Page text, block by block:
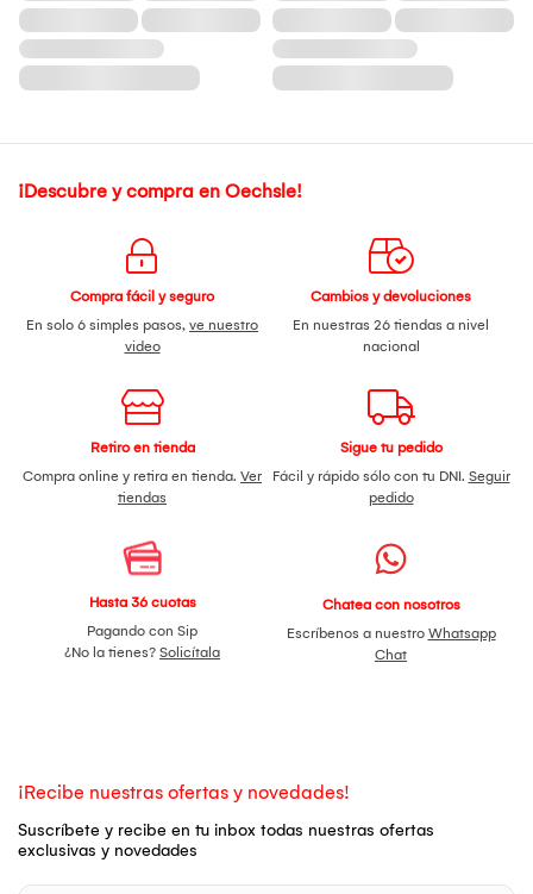
¡Descubre y compra en Oechsle!
Compra fácil y seguro
En solo 6 simples pasos, ve nuestro
video
Cambios y devoluciones
En nuestras 26 tiendas a nivel
nacional
Retiro en tienda
Compra online y retira en tienda. Ver
tiendas
Sigue tu pedido
Fácil y rápido sólo con tu DNI. Seguir
pedido
Hasta 36 cuotas
Pagando con Sip
¿No la tienes? Solicítala
Chatea con nosotros
Escríbenos a nuestro Whatsapp
Chat
¡Recibe nuestras ofertas y novedades!
Suscríbete y recibe en tu inbox todas nuestras ofertas
exclusivas y novedades